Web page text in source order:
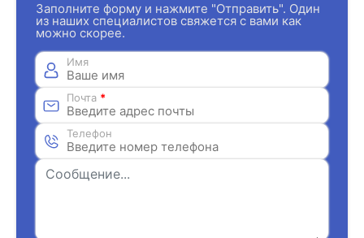
Заполните форму и нажмите "Отправить". Один
из наших специалистов свяжется с вами как
можно скорее.
Имя
Почта *
Телефон